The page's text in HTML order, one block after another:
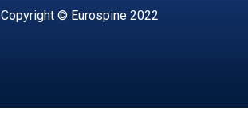
Copyright © Eurospine 2022